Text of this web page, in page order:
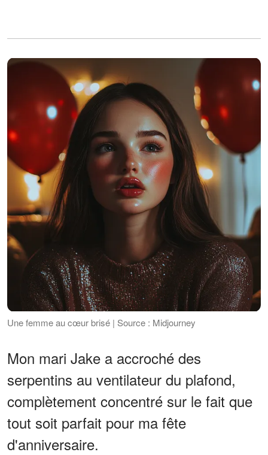
Une femme au cœur brisé | Source : Midjourney
Mon mari Jake a accroché des
serpentins au ventilateur du plafond,
complètement concentré sur le fait que
tout soit parfait pour ma fête
d'anniversaire.